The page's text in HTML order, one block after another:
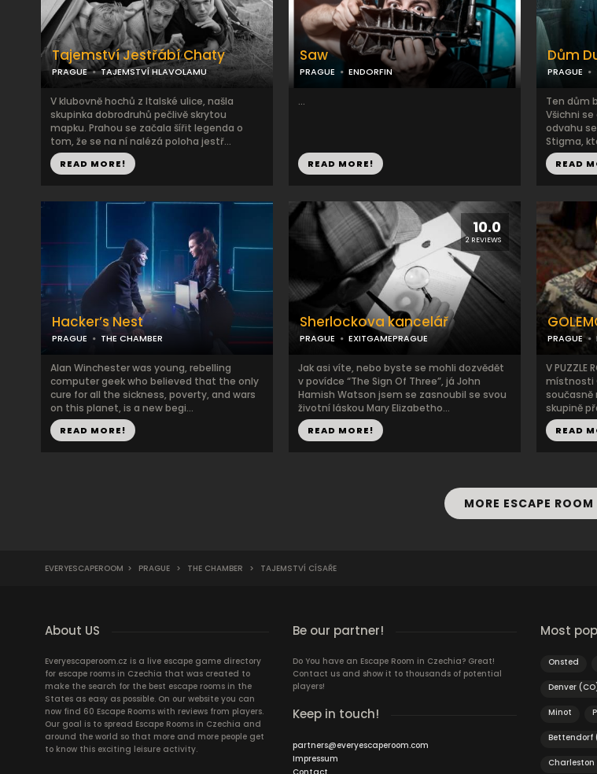
Tajemství Jestřábí Chaty
PRAGUE TAJEMSTVÍ HLAVOLAMU
V klubovně hochů z Italské ulice, našla
skupinka dobrodruhů pečlivě skrytou
mapku. Prahou se začala šířit legenda o
tom, že se na ní nalézá poloha jestř...
READ MORE!
Saw
PRAGUE ENDORFIN
...
READ MORE!
Dům
PRAGUE
Ten dům
Všichni
odvahu
Stigma,
READ
Hacker’s Nest
PRAGUE THE CHAMBER
Alan Winchester was young, rebelling
computer geek who believed that the only
cure for all the sickness, poverty, and wars
on this planet, is a new begi...
READ MORE!
10.0
2 REVIEWS
Sherlockova kancelář
PRAGUE EXITGAMEPRAGUE
Jak asi víte, nebo byste se mohli dozvědět
v povídce “The Sign Of Three”, já John
Hamish Watson jsem se zasnoubil se svou
životní láskou Mary Elizabetho...
READ MORE!
PRAGUE
V
místnosti
současně
skupině
READ
MORE ESCAPE ROOM
EVERYESCAPEROOM > PRAGUE > THE CHAMBER > TAJEMSTVÍ CÍSAŘE
About US
Everyescaperoom.cz is a live escape game directory
for escape rooms in Czechia that was created to
make the search for the best escape rooms in the
States as easy as possible. On our website you can
now find 60 Escape Rooms with reviews from players.
Our goal is to spread Escape Rooms in Czechia and
around the world so that more and more people get
to know this exciting leisure activity.
Be our partner!
Do You have an Escape Room in Czechia? Great!
Contact us and show it to thousands of potential
players!
Keep in touch!
partners@everyescaperoom.com
Impressum
Most
Onsted
Denver
Minot
Bettendorf
Charleston